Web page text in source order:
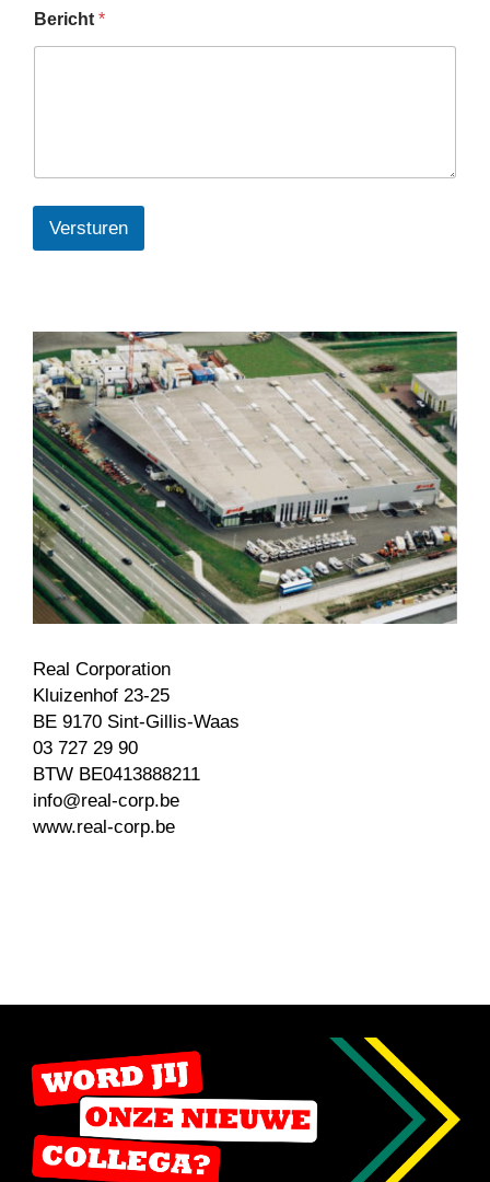
Bericht *
Versturen
Real Corporation
Kluizenhof 23-25
BE 9170 Sint-Gillis-Waas
03 727 29 90
BTW BE0413888211
info@real-corp.be
www.real-corp.be